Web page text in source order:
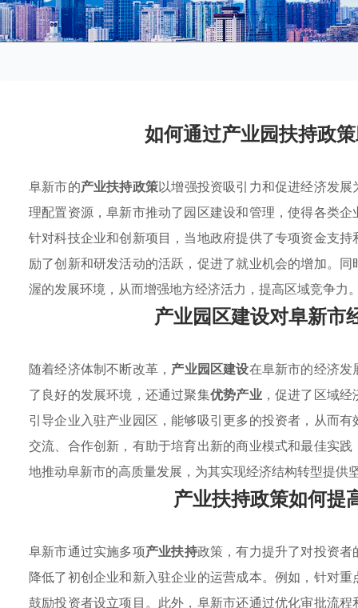
如何通过产业园扶持政
阜新市的产业扶持政策以增强投资吸引力和促进经济发
理配置资源，阜新市推动了园区建设和管理，使得各类
针对科技企业和创新项目，当地政府提供了专项资金支
励了创新和研发活动的活跃，促进了就业机会的增加。
渥的发展环境，从而增强地方经济活力，提高区域竞争力
产业园区建设对阜新市
随着经济体制不断改革， 产业园区建设在阜新市的经济
了良好的发展环境，还通过聚集优势产业，促进了区域经
引导企业入驻产业园区，能够吸引更多的投资者，从而
交流、合作创新，有助于培育出新的商业模式和最佳实
地推动阜新市的高质量发展，为其实现经济结构转型提供
产业扶持政策如何提
阜新市通过实施多项产业扶持政策，有力提升了对投资
降低了初创企业和新入驻企业的运营成本。例如，针对
鼓励投资者设立项目。此外，阜新市还通过优化审批流